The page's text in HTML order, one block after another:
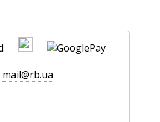
mail@rb.ua